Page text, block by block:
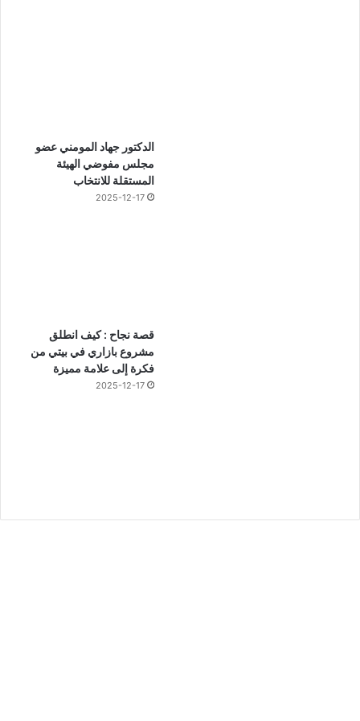
الدكتور جهاد المومني عضو
مجلس مفوضي الهيئة
المستقلة للانتخاب
2025-12-17
قصة نجاح : كيف انطلق
مشروع بازاري في بيتي من
فكرة إلى علامة مميزة
2025-12-17